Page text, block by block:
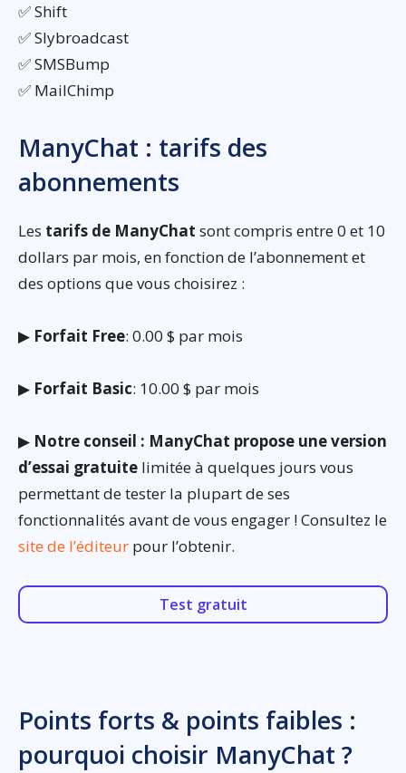
✅ Shift
✅ Slybroadcast
✅ SMSBump
✅ MailChimp
ManyChat : tarifs des
abonnements
Les tarifs de ManyChat sont compris entre 0 et 10
dollars par mois, en fonction de l’abonnement et
des options que vous choisirez :
▶ Forfait Free: 0.00 $ par mois
▶ Forfait Basic: 10.00 $ par mois
▶ Notre conseil : ManyChat propose une version
d’essai gratuite limitée à quelques jours vous
permettant de tester la plupart de ses
fonctionnalités avant de vous engager ! Consultez le
site de l’éditeur pour l’obtenir.
Test gratuit
Points forts & points faibles :
pourquoi choisir ManyChat ?